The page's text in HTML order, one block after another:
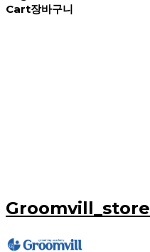
Cart장바구니
Groomvill_store